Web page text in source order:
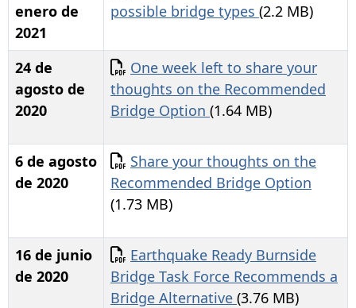
enero de
2021
possible bridge types (2.2 MB)
24 de
agosto de
2020
Documento
One week left to share your
thoughts on the Recommended
Bridge Option (1.64 MB)
6 de agosto
de 2020
Documento
Share your thoughts on the
Recommended Bridge Option
(1.73 MB)
16 de junio
de 2020
Documento
Earthquake Ready Burnside
Bridge Task Force Recommends a
Bridge Alternative (3.76 MB)